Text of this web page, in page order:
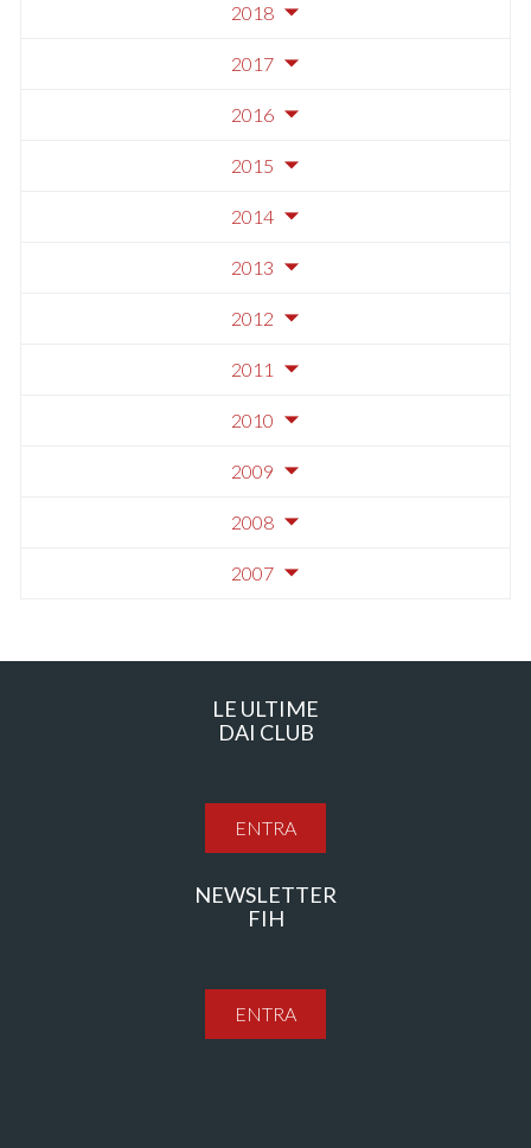
2018
2017
2016
2015
2014
2013
2012
2011
2010
2009
2008
2007
LE ULTIME
DAI CLUB
ENTRA
NEWSLETTER
FIH
ENTRA